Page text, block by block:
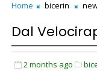
Home bicerin
Dal
2 months ago